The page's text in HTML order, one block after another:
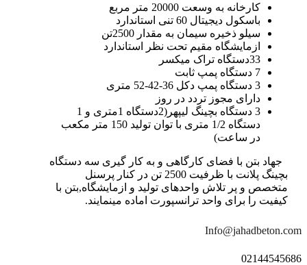
کارخانه به وسعت 20000 متر مربع
باسکول دیجیتال 60 تنی استاندارد
سیلو ذخیره سیمان به مقدار 2500تن
ازمایشگاه مقیم تحت نظر استاندارد
33دستگاه تراک میکسر
7 دستگاه پمپ ثابت
3 دستگاه پمپ دکل 36-42-52 متری
دارای مجوز تردد در روز
3 دستگاه بچینگ لیپهر(2دستگاه 1متری و 1
دستگاه 1/2 متری با توان تولید 150 متر مکعب
در ساعت)
جهاد بتن با فضای کارگاهی و به کار گیری سه دستگاه
بچینگ پلانت با ظرفیت 2500 تن در کنار پرسنل
متخصص و پر تلاش واحدهای تولید و ازمایشگاه,بتن با
کیفیت را برای واحد ترانسپورت اماده مینمایند.
Info@jahadbeton.com
02144545686